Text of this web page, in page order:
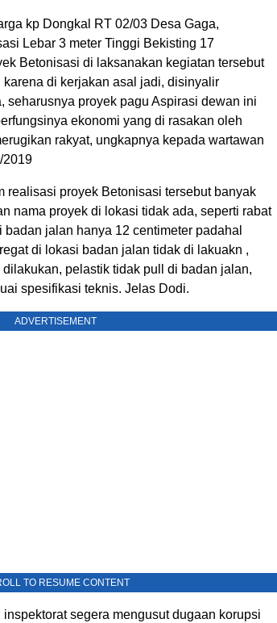
kp Dongkal RT 02/03 Desa Gaga,
Lebar 3 meter Tinggi Bekisting 17
Betonisasi di laksanakan kegiatan tersebut
di kerjakan asal jadi, disinyalir
seharusnya proyek pagu Aspirasi dewan ini
ekonomi yang di rasakan oleh
rakyat, ungkapnya kepada wartawan
2019
realisasi proyek Betonisasi tersebut banyak
nama proyek di lokasi tidak ada, seperti rabat
jalan hanya 12 centimeter padahal
di lokasi badan jalan tidak di lakuakn ,
pelastik tidak pull di badan jalan,
spesifikasi teknis. Jelas Dodi.
ADVERTISEMENT
TO RESUME CONTENT
segera mengusut dugaan korupsi